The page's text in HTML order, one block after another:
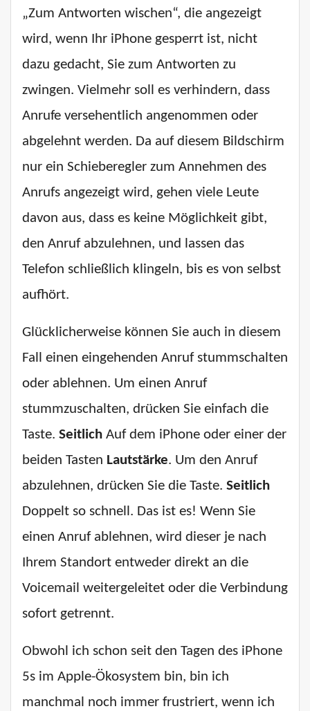
„Zum Antworten wischen“, die angezeigt
wird, wenn Ihr iPhone gesperrt ist, nicht
dazu gedacht, Sie zum Antworten zu
zwingen. Vielmehr soll es verhindern, dass
Anrufe versehentlich angenommen oder
abgelehnt werden. Da auf diesem Bildschirm
nur ein Schieberegler zum Annehmen des
Anrufs angezeigt wird, gehen viele Leute
davon aus, dass es keine Möglichkeit gibt,
den Anruf abzulehnen, und lassen das
Telefon schließlich klingeln, bis es von selbst
aufhört.
Glücklicherweise können Sie auch in diesem
Fall einen eingehenden Anruf stummschalten
oder ablehnen. Um einen Anruf
stummzuschalten, drücken Sie einfach die
Taste. Seitlich Auf dem iPhone oder einer der
beiden Tasten Lautstärke. Um den Anruf
abzulehnen, drücken Sie die Taste. Seitlich
Doppelt so schnell. Das ist es! Wenn Sie
einen Anruf ablehnen, wird dieser je nach
Ihrem Standort entweder direkt an die
Voicemail weitergeleitet oder die Verbindung
sofort getrennt.
Obwohl ich schon seit den Tagen des iPhone
5s im Apple-Ökosystem bin, bin ich
manchmal noch immer frustriert, wenn ich